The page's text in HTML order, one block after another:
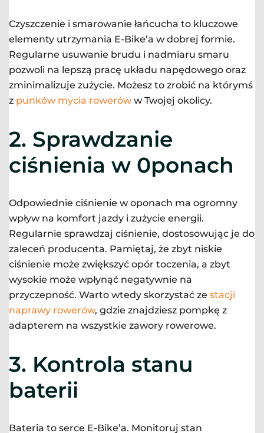
Czyszczenie i smarowanie łańcucha to kluczowe
elementy utrzymania E-Bike’a w dobrej formie.
Regularne usuwanie brudu i nadmiaru smaru
pozwoli na lepszą pracę układu napędowego oraz
zminimalizuje zużycie. Możesz to zrobić na którymś
z punków mycia rowerów w Twojej okolicy.
2. Sprawdzanie
ciśnienia w 0ponach
Odpowiednie ciśnienie w oponach ma ogromny
wpływ na komfort jazdy i zużycie energii.
Regularnie sprawdzaj ciśnienie, dostosowując je do
zaleceń producenta. Pamiętaj, że zbyt niskie
ciśnienie może zwiększyć opór toczenia, a zbyt
wysokie może wpłynąć negatywnie na
przyczepność. Warto wtedy skorzystać ze stacji
naprawy rowerów, gdzie znajdziesz pompkę z
adapterem na wszystkie zawory rowerowe.
3. Kontrola stanu
baterii
Bateria to serce E-Bike’a. Monitoruj stan